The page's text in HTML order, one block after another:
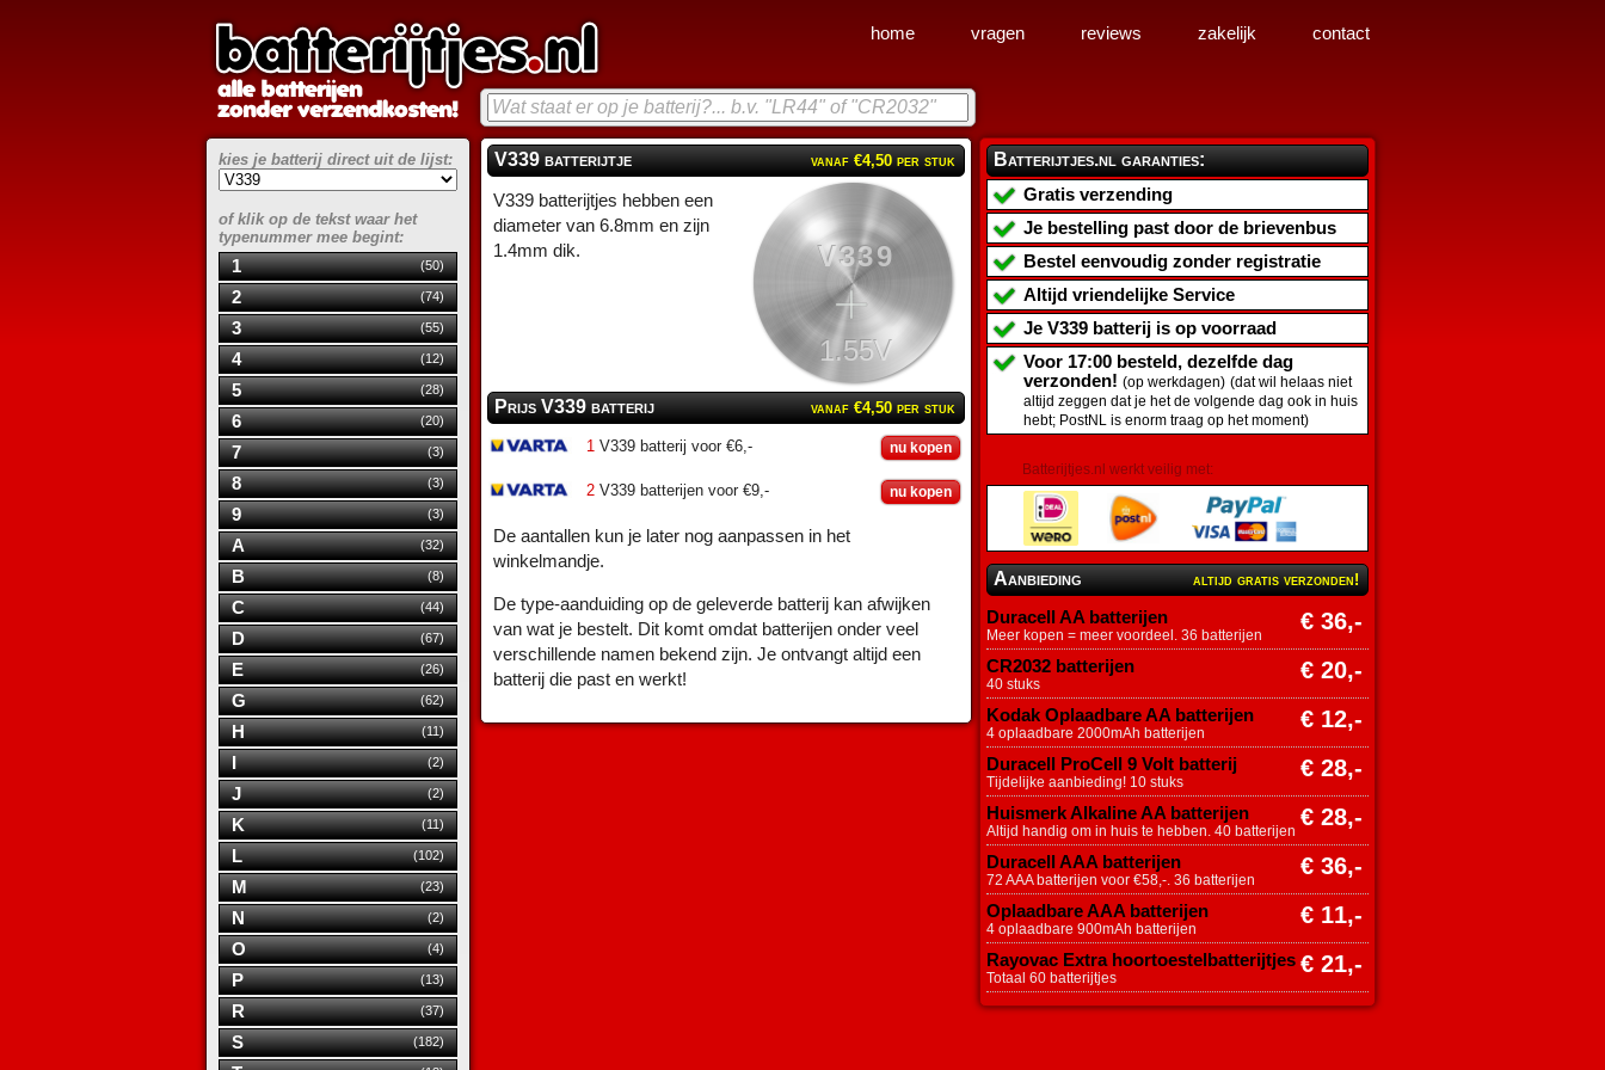
V339 batterijtje vanaf €4,50 per stuk
V339
1.55V
V339 batterijtjes hebben een
diameter van 6.8mm en zijn
1.4mm dik.
Prijs V339 batterij vanaf €4,50 per stuk
1 V339 batterij voor €6,- nu kopen
2 V339 batterijen voor €9,- nu kopen
De aantallen kun je later nog aanpassen in het
winkelmandje.
De type-aanduiding op de geleverde batterij kan afwijken
van wat je bestelt. Dit komt omdat batterijen onder veel
verschillende namen bekend zijn. Je ontvangt altijd een
batterij die past en werkt!
kies je batterij direct uit de lijst:
of klik op de tekst waar het
typenummer mee begint:
1 (50)
2 (74)
3 (55)
4 (12)
5 (28)
6 (20)
7 (3)
8 (3)
9 (3)
A (32)
B (8)
C (44)
D (67)
E (26)
G (62)
H (11)
I (2)
J (2)
K (11)
L (102)
M (23)
N (2)
O (4)
P (13)
R (37)
S (182)
Batterijtjes.nl garanties:
Gratis verzending
Je bestelling past door de brievenbus
Bestel eenvoudig zonder registratie
Altijd vriendelijke Service
Je V339 batterij is op voorraad
Voor 17:00 besteld, dezelfde dag
verzonden! (op werkdagen) (dat wil helaas niet
altijd zeggen dat je het de volgende dag ook in huis
hebt; PostNL is enorm traag op het moment)
Batterijtjes.nl werkt veilig met:
Aanbieding altijd gratis verzonden!
Duracell AA batterijen € 36,-
Meer kopen = meer voordeel. 36 batterijen
CR2032 batterijen € 20,-
40 stuks
Kodak Oplaadbare AA batterijen € 12,-
4 oplaadbare 2000mAh batterijen
Duracell ProCell 9 Volt batterij € 28,-
Tijdelijke aanbieding! 10 stuks
Huismerk Alkaline AA batterijen € 28,-
Altijd handig om in huis te hebben. 40 batterijen
Duracell AAA batterijen € 36,-
72 AAA batterijen voor €58,-. 36 batterijen
Oplaadbare AAA batterijen € 11,-
4 oplaadbare 900mAh batterijen
Rayovac Extra hoortoestelbatterijtjes € 21,-
Totaal 60 batterijtjes
home vragen reviews zakelijk contact